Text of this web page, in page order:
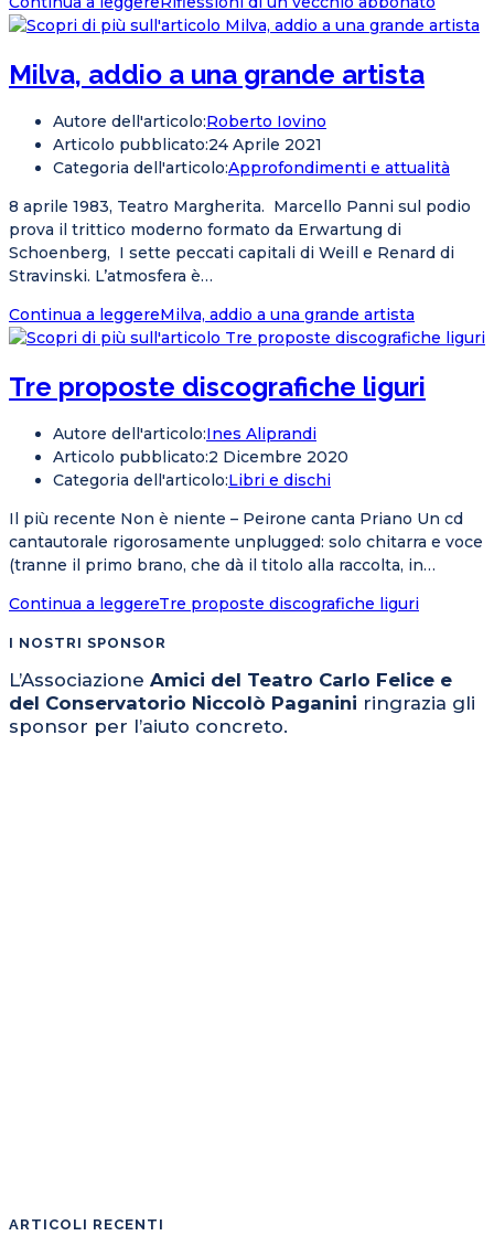
Milva, addio a una grande artista
Autore dell'articolo:Roberto Iovino
Articolo pubblicato:24 Aprile 2021
Categoria dell'articolo:Approfondimenti e attualità
8 aprile 1983, Teatro Margherita. Marcello Panni sul podio
prova il trittico moderno formato da Erwartung di
Schoenberg, I sette peccati capitali di Weill e Renard di
Stravinski. L’atmosfera è…
Continua a leggereMilva, addio a una grande artista
Tre proposte discografiche liguri
Autore dell'articolo:Ines Aliprandi
Articolo pubblicato:2 Dicembre 2020
Categoria dell'articolo:Libri e dischi
Il più recente Non è niente – Peirone canta Priano Un cd
cantautorale rigorosamente unplugged: solo chitarra e voce
(tranne il primo brano, che dà il titolo alla raccolta, in…
Continua a leggereTre proposte discografiche liguri
I NOSTRI SPONSOR
L’Associazione Amici del Teatro Carlo Felice e
del Conservatorio Niccolò Paganini ringrazia gli
sponsor per l’aiuto concreto.
ARTICOLI RECENTI